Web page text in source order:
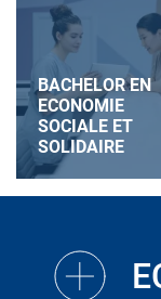
BACHELOR EN
ECONOMIE
SOCIALE ET
SOLIDAIRE